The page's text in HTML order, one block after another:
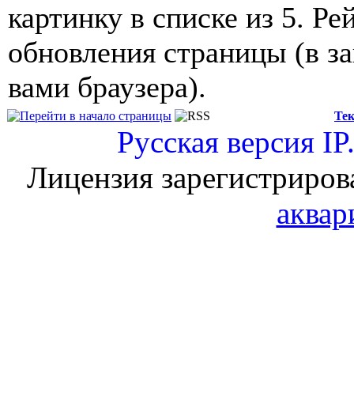
картинку в списке из 5.
обновления страницы (в
вами браузера).
Русская версия
Лицензия